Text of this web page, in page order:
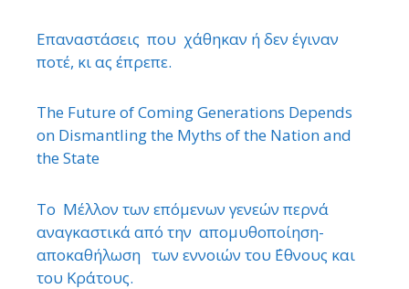
Επαναστάσεις που χάθηκαν ή δεν έγιναν
ποτέ, κι ας έπρεπε.
The Future of Coming Generations Depends
on Dismantling the Myths of the Nation and
the State
Το Μέλλον των επόμενων γενεών περνά
αναγκαστικά από την απομυθοποίηση-
αποκαθήλωση των εννοιών του ΄Εθνους και
του Κράτους.